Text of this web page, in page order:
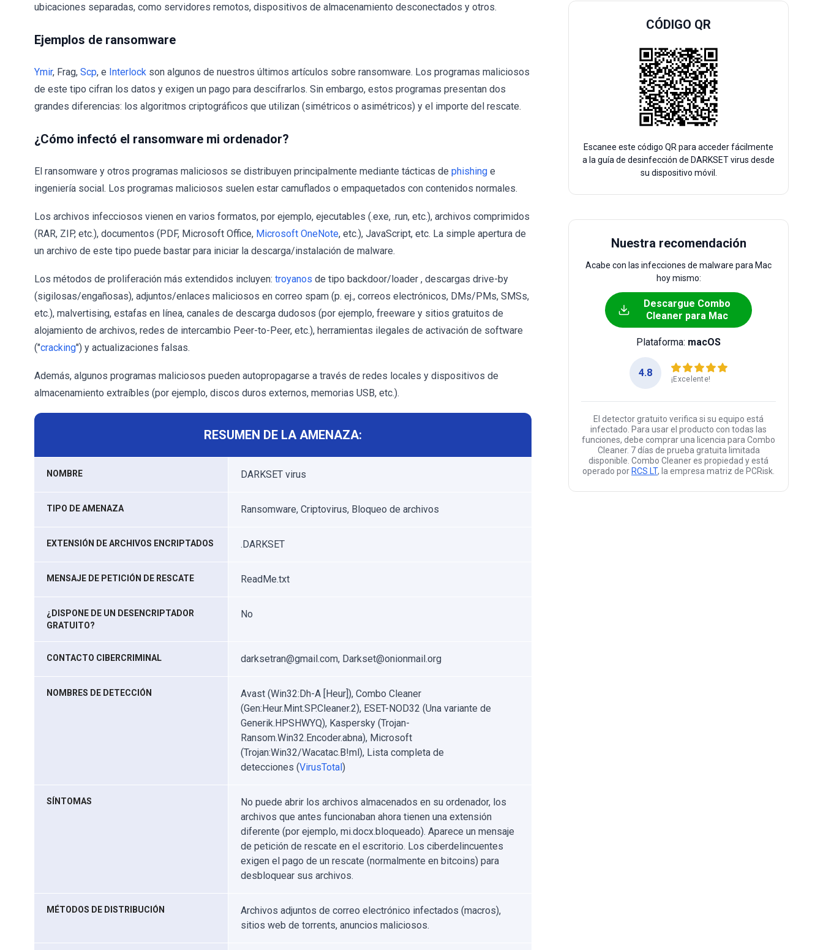
ubicaciones separadas, como servidores remotos, dispositivos de almacenamiento desconectados y otros.
Ejemplos de ransomware
Ymir, Frag, Scp, e Interlock son algunos de nuestros últimos artículos sobre ransomware. Los programas maliciosos
de este tipo cifran los datos y exigen un pago para descifrarlos. Sin embargo, estos programas presentan dos
grandes diferencias: los algoritmos criptográficos que utilizan (simétricos o asimétricos) y el importe del rescate.
¿Cómo infectó el ransomware mi ordenador?
El ransomware y otros programas maliciosos se distribuyen principalmente mediante tácticas de phishing e
ingeniería social. Los programas maliciosos suelen estar camuflados o empaquetados con contenidos normales.
Los archivos infecciosos vienen en varios formatos, por ejemplo, ejecutables (.exe, .run, etc.), archivos comprimidos
(RAR, ZIP, etc.), documentos (PDF, Microsoft Office, Microsoft OneNote, etc.), JavaScript, etc. La simple apertura de
un archivo de este tipo puede bastar para iniciar la descarga/instalación de malware.
Los métodos de proliferación más extendidos incluyen: troyanos de tipo backdoor/loader , descargas drive-by
(sigilosas/engañosas), adjuntos/enlaces maliciosos en correo spam (p. ej., correos electrónicos, DMs/PMs, SMSs,
etc.), malvertising, estafas en línea, canales de descarga dudosos (por ejemplo, freeware y sitios gratuitos de
alojamiento de archivos, redes de intercambio Peer-to-Peer, etc.), herramientas ilegales de activación de software
("cracking") y actualizaciones falsas.
Además, algunos programas maliciosos pueden autopropagarse a través de redes locales y dispositivos de
almacenamiento extraíbles (por ejemplo, discos duros externos, memorias USB, etc.).
RESUMEN DE LA AMENAZA:
NOMBRE DARKSET virus
TIPO DE AMENAZA Ransomware, Criptovirus, Bloqueo de archivos
EXTENSIÓN DE ARCHIVOS ENCRIPTADOS .DARKSET
MENSAJE DE PETICIÓN DE RESCATE ReadMe.txt
¿DISPONE DE UN DESENCRIPTADOR
GRATUITO?
No
CONTACTO CIBERCRIMINAL darksetran@gmail.com, Darkset@onionmail.org
NOMBRES DE DETECCIÓN
Avast (Win32:Dh-A [Heur]), Combo Cleaner
(Gen:Heur.Mint.SP.Cleaner.2), ESET-NOD32 (Una variante de
Generik.HPSHWYQ), Kaspersky (Trojan-
Ransom.Win32.Encoder.abna), Microsoft
(Trojan:Win32/Wacatac.B!ml), Lista completa de
detecciones (VirusTotal)
SÍNTOMAS
No puede abrir los archivos almacenados en su ordenador, los
archivos que antes funcionaban ahora tienen una extensión
diferente (por ejemplo, mi.docx.bloqueado). Aparece un mensaje
de petición de rescate en el escritorio. Los ciberdelincuentes
exigen el pago de un rescate (normalmente en bitcoins) para
desbloquear sus archivos.
MÉTODOS DE DISTRIBUCIÓN
Archivos adjuntos de correo electrónico infectados (macros),
sitios web de torrents, anuncios maliciosos.
CÓDIGO QR
Escanee este código QR para acceder fácilmente
a la guía de desinfección de DARKSET virus desde
su dispositivo móvil.
Nuestra recomendación
Acabe con las infecciones de malware para Mac
hoy mismo:
Descargue Combo
Cleaner para Mac
Plataforma: macOS
4.8
¡Excelente!
El detector gratuito verifica si su equipo está
infectado. Para usar el producto con todas las
funciones, debe comprar una licencia para Combo
Cleaner. 7 días de prueba gratuita limitada
disponible. Combo Cleaner es propiedad y está
operado por RCS LT, la empresa matriz de PCRisk.